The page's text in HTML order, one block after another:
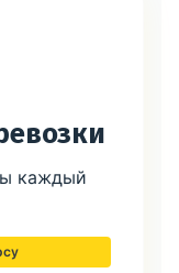
каждый